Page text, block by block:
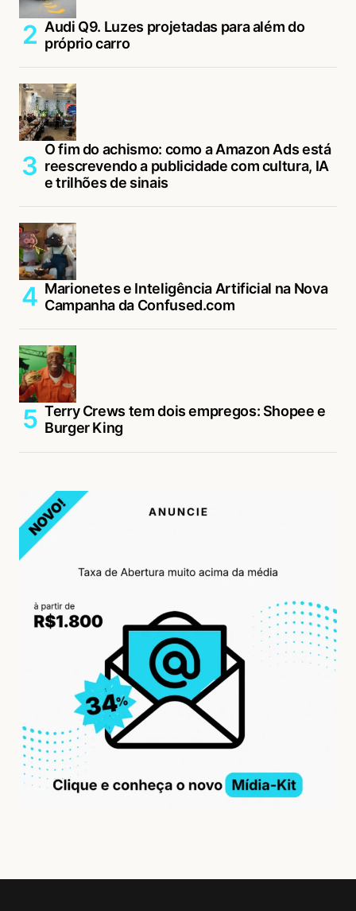
Audi Q9. Luzes projetadas para além do
próprio carro
O fim do achismo: como a Amazon Ads está
reescrevendo a publicidade com cultura, IA
e trilhões de sinais
Marionetes e Inteligência Artificial na Nova
Campanha da Confused.com
Terry Crews tem dois empregos: Shopee e
Burger King